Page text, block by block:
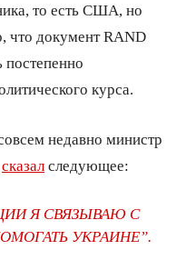
то есть США, но
что документ RAND
постепенно
курса.
недавно министр
сказал следующее:
Я СВЯЗЫВАЮ С
УКРАИНЕ”.